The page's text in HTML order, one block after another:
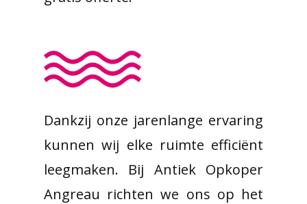
Dankzij onze jarenlange ervaring
kunnen wij elke ruimte efficiënt
leegmaken. Bij Antiek Opkoper
Angreau richten we ons op het